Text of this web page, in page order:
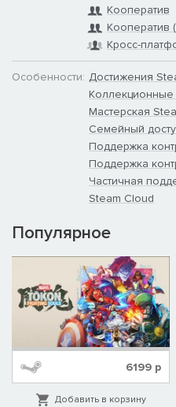
Кооператив
Кооператив
Кросс-
Особенности: Достижения
Коллекционные
Мастерская
Семейный
Поддержка
Поддержка
Частичная
Steam Cloud
Популярное
6199 р
Добавить в корзину